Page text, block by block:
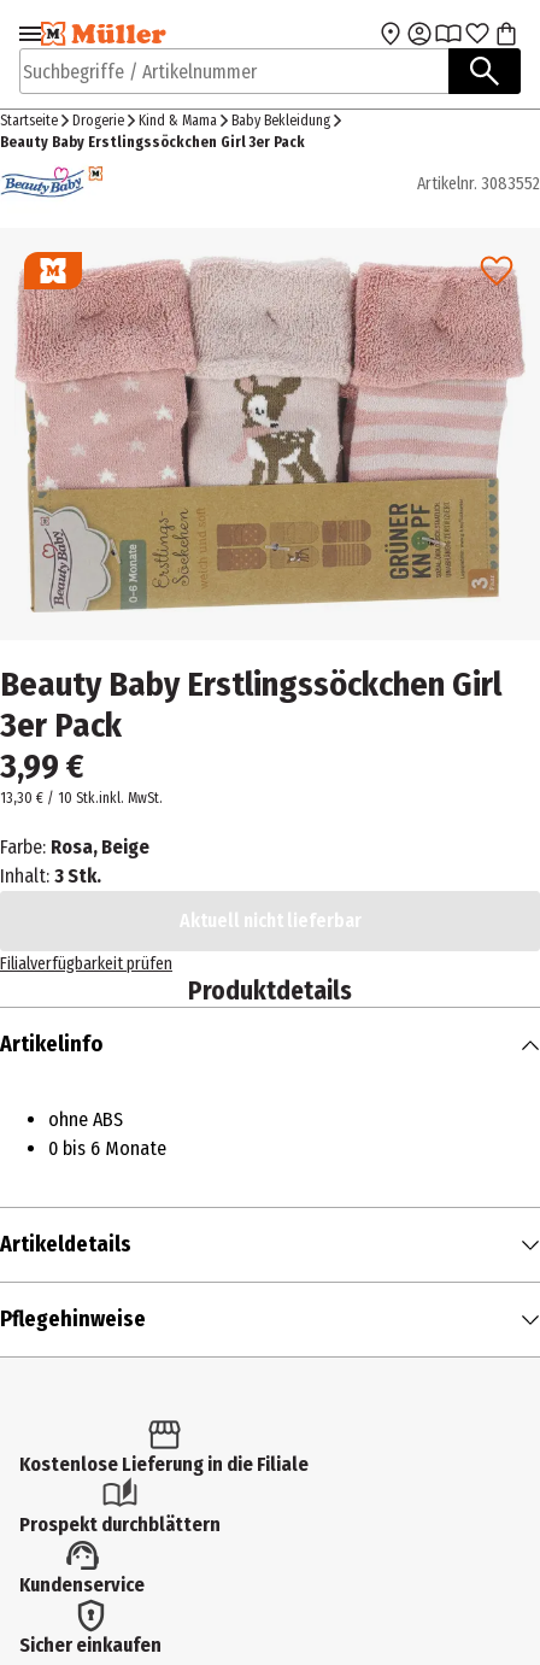
Zur Navigation
springen
Zum Hauptinhalt
Suchbegriffe / Artikelnummer
Startseite Drogerie Kind & Mama
Baby Bekleidung
Beauty Baby Erstlingssöckchen Girl 3er Pack
Artikelnr. 3083552
Beauty Baby Erstlingssöckchen Girl
3er Pack
3,99 €
13,30 € / 10 Stk.inkl. MwSt.
Farbe: Rosa, Beige
Inhalt: 3 Stk.
Aktuell nicht lieferbar
Filialverfügbarkeit prüfen
Produktdetails
Artikelinfo
ohne ABS
0 bis 6 Monate
Artikeldetails
Inhalt
Farbe
Rosa, Beige
Materialdetails
92% Baumwolle, 7% Polyamid, 1% Elasthan
Pflegehinweis
Pflegehinweise
Kostenlose Lieferung in die Filiale
Prospekt durchblättern
Kundenservice
Sicher einkaufen